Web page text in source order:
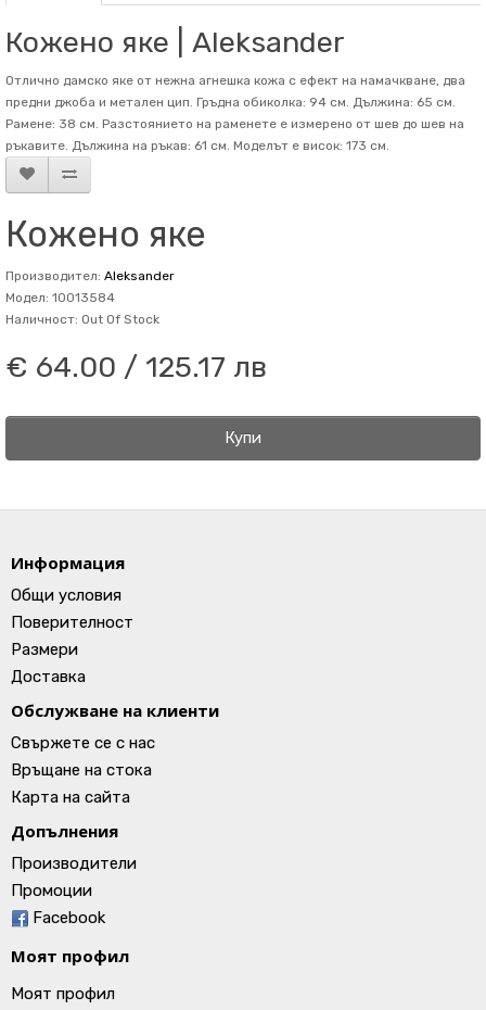
Кожено яке | Aleksander
Отлично дамско яке от нежна агнешка кожа с ефект на намачкване, два
предни джоба и метален цип. Гръдна обиколка: 94 см. Дължина: 65 см.
Рамене: 38 см. Разстоянието на раменете е измерено от шев до шев на
ръкавите. Дължина на ръкав: 61 см. Mоделът е висок: 173 см.
Кожено яке
Производител: Aleksander
Модел: 10013584
Наличност: Out Of Stock
€ 64.00 / 125.17 лв
Купи
Информация
Общи условия
Поверителност
Размери
Доставка
Обслужване на клиенти
Свържете се с нас
Връщане на стока
Карта на сайта
Допълнения
Производители
Промоции
Facebook
Моят профил
Моят профил